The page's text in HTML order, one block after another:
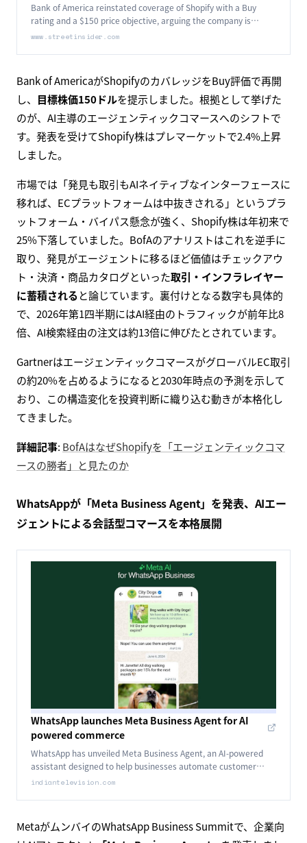
Bank of America reinstated coverage of Shopify with a Buy
rating and a $150 price objective, arguing the company is
positioned to benefit from the shift toward AI-driven agentic
www.streetinsider.com
Bank of AmericaがShopifyのカバレッジをBuy評価で再開
し、 目標株価150ドルを提示しました。根拠として挙げた
のが、AI主導のエージェンティックコマースへのシフトで
す。発表を受けてShopify株はプレマーケットで2.4%上昇
しました。
市場では「発見も取引もAIネイティブなインターフェースに
移れば、ECプラットフォームは中抜きされる」というプラ
ットフォーム・バイパス懸念が強く、Shopify株は年初来で
25%下落していました。BofAのアナリストはこれを逆手に
取り、発見がエージェントに移るほど価値はチェックアウ
ト・決済・商品カタログといった取引・インフラレイヤー
に蓄積される と論じています。裏付けとなる数字も具体的
で、2026年第1四半期にはAI経由のトラフィックが前年比8
倍、AI検索経由の注文は約13倍に伸びたとされています。
GartnerはエージェンティックコマースがグローバルEC取引
の約20%を占めるようになると2030年時点の予測を示して
おり、この構造変化を投資判断に織り込む動きが本格化し
てきました。
詳細記事: BofAはなぜShopifyを「エージェンティックコマ
ースの勝者」と見たのか
WhatsAppが「Meta Business Agent」を発表、AIエー
ジェントによる会話型コマースを本格展開
WhatsApp launches Meta Business Agent for AI
powered commerce
WhatsApp has unveiled Meta Business Agent, an AI-powered
assistant designed to help businesses automate customer
conversations, manage routine operations and engage with
indiantelevision.com
MetaがムンバイのWhatsApp Business Summitで、企業向